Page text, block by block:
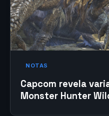
NOTAS
Capcom revela
Monster Hunter